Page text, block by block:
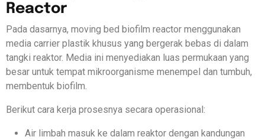
Reactor
Pada dasarnya, moving bed biofilm reactor menggunakan
media carrier plastik khusus yang bergerak bebas di dalam
tangki reaktor. Media ini menyediakan luas permukaan yang
besar untuk tempat mikroorganisme menempel dan tumbuh,
membentuk biofilm.
Berikut cara kerja prosesnya secara operasional:
Air limbah masuk ke dalam reaktor dengan kandungan